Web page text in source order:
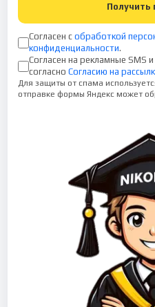
Получить
Согласен с обработкой
конфиденциальности.
Согласен на рекламные SMS
согласно Согласию на
Для защиты от спама
отправке формы Яндекс может